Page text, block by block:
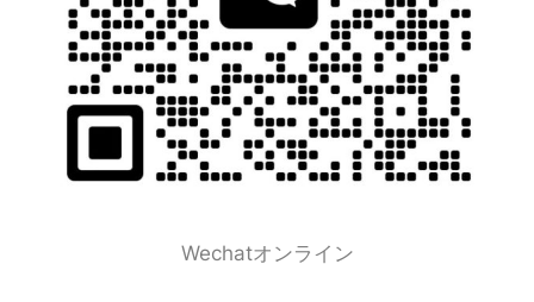
Wechatオンライン